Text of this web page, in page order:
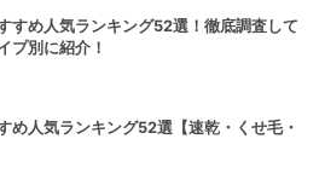
すめ人気ランキング52選！徹底調査して
プ別に紹介！
め人気ランキング52選【速乾・くせ毛・